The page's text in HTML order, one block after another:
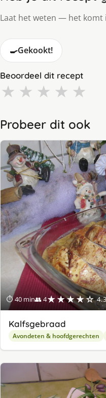
Laat het weten — het komt
🍳Gekookt!
Beoordeel dit recept
★ ★ ★ ★ ★
Probeer dit ook
⏱ 40 min👥 4★★★★☆
Kalfsgebraad
Avondeten & hoofdgerechten